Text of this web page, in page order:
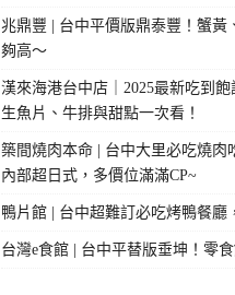
兆鼎豐 | 台中平價版鼎泰豐！蟹黃
夠高～
漢來海港台中店｜2025最新吃到飽
生魚片、牛排與甜點一次看！
築間燒肉本命 | 台中大里必吃燒肉
內部超日式，多價位滿滿CP~
鴨片館 | 台中超難訂必吃烤鴨餐廳
台灣e食館 | 台中平替版垂坤！零